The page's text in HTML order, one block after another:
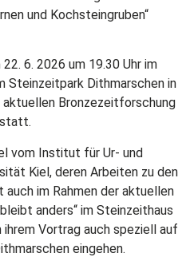
und Kochsteingruben“
6. 2026 um 19.30 Uhr im
Steinzeitpark Dithmarschen in
Bronzezeitforschung
statt.
vom Institut für Ur- und
Kiel, deren Arbeiten zu den
auch im Rahmen der aktuellen
anders“ im Steinzeithaus
Vortrag auch speziell auf
eingehen.